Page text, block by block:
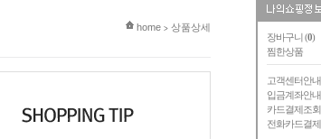
장바구니 (0)
찜한상품
고객센터안내
입금계좌안내
카드결제조회
전화카드결제
현재 위치
home > 상품상세